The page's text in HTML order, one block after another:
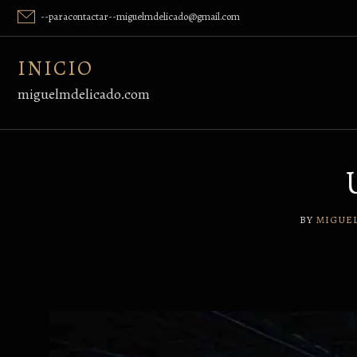
Skip
content
--paracontactar--miguelmdelicado@gmail.com
INICIO
miguelmdelicado.com
BY